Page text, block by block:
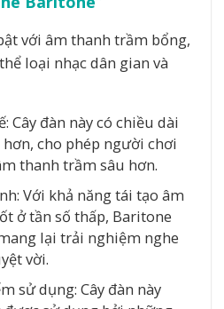
với âm thanh trầm bổng,
loại nhạc dân gian và
Cây đàn này có chiều dài
cho phép người chơi
thanh trầm sâu hơn.
Với khả năng tái tạo âm
ở tần số thấp, Baritone
lại trải nghiệm nghe
vời.
sử dụng: Cây đàn này